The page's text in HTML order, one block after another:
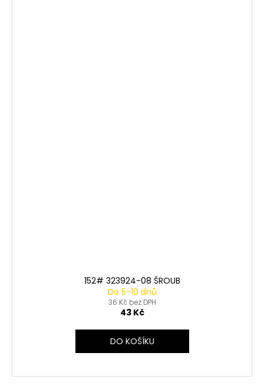
152# 323924-08 ŠROUB
Do 5-10 dnů
36 Kč bez DPH
43 Kč
DO KOŠÍKU